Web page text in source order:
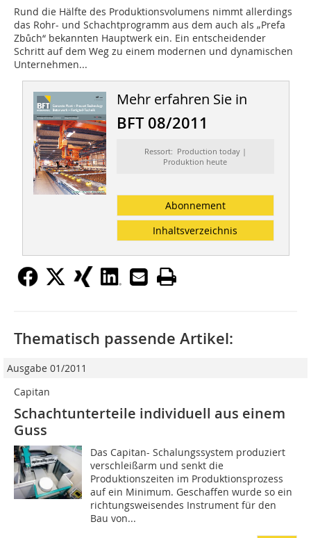
Rund die Hälfte des Produktionsvolumens nimmt allerdings
das Rohr- und Schachtprogramm aus dem auch als „Prefa
Zbůch“ bekannten Hauptwerk ein. Ein entscheidender
Schritt auf dem Weg zu einem modernen und dynamischen
Unternehmen...
Mehr erfahren Sie in
BFT 08/2011
Ressort: Production today |
Produktion heute
Abonnement
Inhaltsverzeichnis
Thematisch passende Artikel:
Ausgabe 01/2011
Capitan
Schachtunterteile individuell aus einem
Guss
Das Capitan- Schalungssystem produziert
verschleißarm und senkt die
Produktionszeiten im Produktionsprozess
auf ein Minimum. Geschaffen wurde so ein
richtungsweisendes Instrument für den
Bau von...